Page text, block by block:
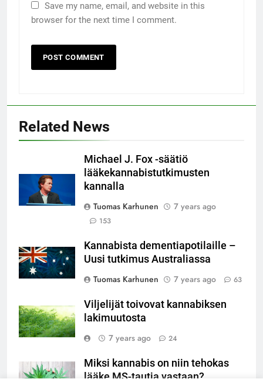
Save my name, email, and website in this
browser for the next time I comment.
Related News
Michael J. Fox -säätiö
lääkekannabistutkimusten
kannalla
Tuomas Karhunen
7 years ago
153
Kannabista dementiapotilaille –
Uusi tutkimus Australiassa
Tuomas Karhunen
7 years ago 63
Viljelijät toivovat kannabiksen
lakimuutosta
7 years ago
24
Miksi kannabis on niin tehokas
lääke MS-tautia vastaan?